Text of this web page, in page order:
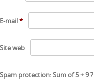
E-mail*
Site web
Spam protection: Sum of 5 + 9 ?